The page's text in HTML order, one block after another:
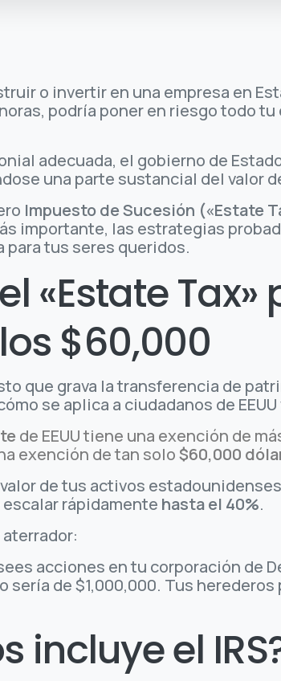
o invertir en una empresa en
podría poner en riesgo todo tu
adecuada, el gobierno de
una parte sustancial del valor
Impuesto de Sucesión («Estate
importante, las estrategias
para tus seres queridos.
«Estate
$60,000
que grava la transferencia de
se aplica a ciudadanos de
de EEUU tiene una exención de
exención de tan solo$60,000
de tus activos
rápidamente hasta el 40%.
acciones en tu corporación de
de $1,000,000. Tus
incluye el